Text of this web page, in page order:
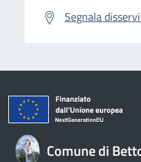
Segnala
Comune di